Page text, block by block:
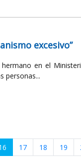
excesivo”
en el
personas...
17 18 19